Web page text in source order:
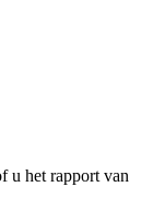
u het rapport van